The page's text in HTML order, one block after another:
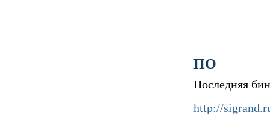
ПО
Последняя
http://